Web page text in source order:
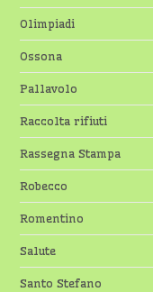
Olimpiadi
Ossona
Pallavolo
Raccolta rifiuti
Rassegna Stampa
Robecco
Romentino
Salute
Santo Stefano